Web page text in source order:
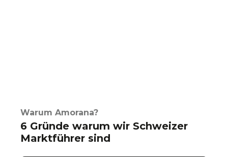
Warum Amorana?
6 Gründe warum wir Schweizer
Marktführer sind